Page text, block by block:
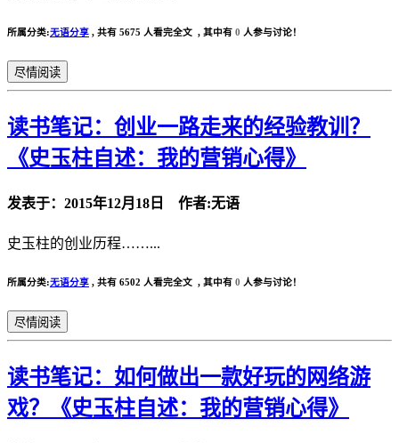
所属分类:无语分享 , 共有 5675 人看完全文 , 其中有 0 人参与讨论！
尽情阅读
读书笔记：创业一路走来的经验教训？
《史玉柱自述：我的营销心得》
发表于：2015年12月18日 作者:无语
史玉柱的创业历程……...
所属分类:无语分享 , 共有 6502 人看完全文 , 其中有 0 人参与讨论！
尽情阅读
读书笔记：如何做出一款好玩的网络游
戏？《史玉柱自述：我的营销心得》